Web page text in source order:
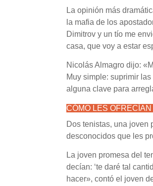
La opinión más
la mafia de los
Dimitrov y un tío me
casa, que voy a estar
Nicolás Almagro dijo:
Muy simple: suprimir
alguna clave para
CÓMO LES
Dos tenistas, una joven
desconocidos que les
La joven promesa del
decían: ‘te daré tal
hacer», contó el joven